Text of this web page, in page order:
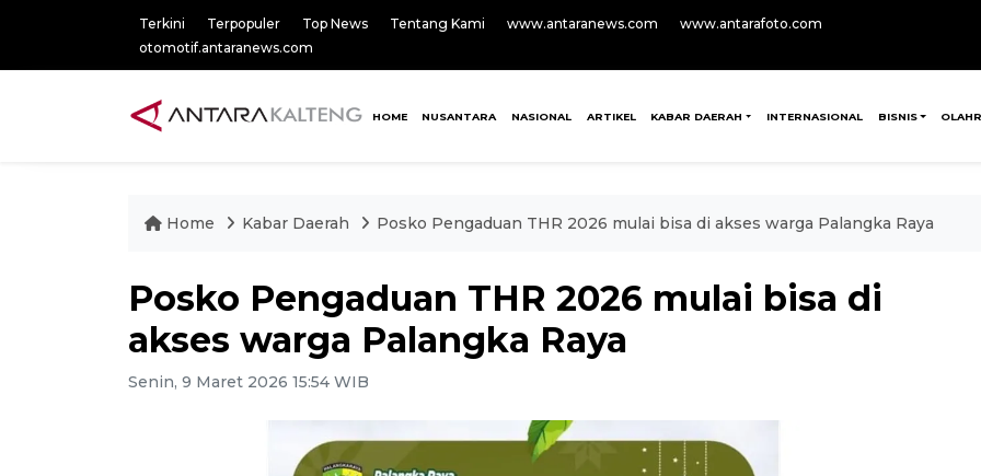
Terkini Terpopuler Top News Tentang Kami www.antaranews.com
www.antarafoto.com
otomotif.antaranews.com
HOME NUSANTARA NASIONAL ARTIKEL KABAR DAERAH INTERNASIONAL BISNIS
Home Kabar Daerah Posko Pengaduan THR 2026 mulai bisa di akses warga Palangka Raya
Posko Pengaduan THR 2026 mulai bisa di
akses warga Palangka Raya
Senin, 9 Maret 2026 15:54 WIB